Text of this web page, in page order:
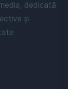
dedicată
și